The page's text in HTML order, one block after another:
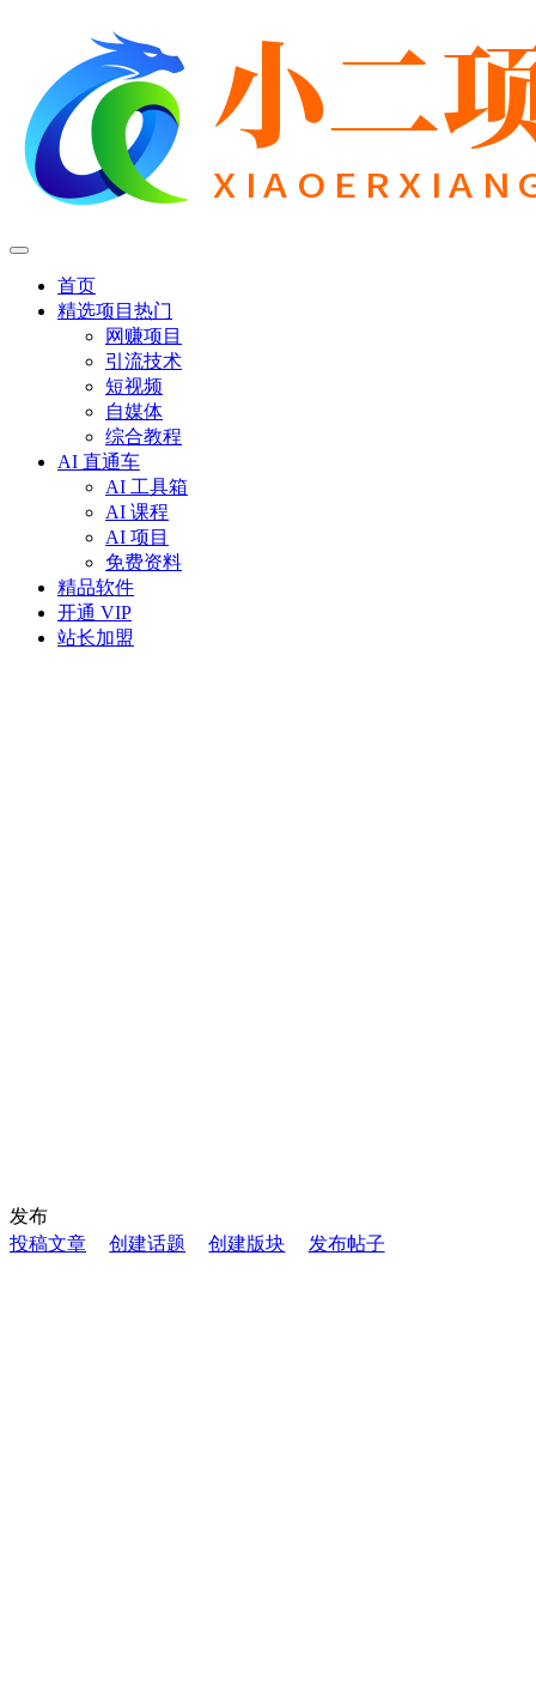
首页
精选项目 热门
网赚项目
引流技术
短视频
自媒体
综合教程
AI 直通车
AI 工具箱
AI 课程
AI 项目
免费资料
精品软件
开通 VIP
站长加盟
发布
投稿文章
创建话题 创建版块 发布帖子